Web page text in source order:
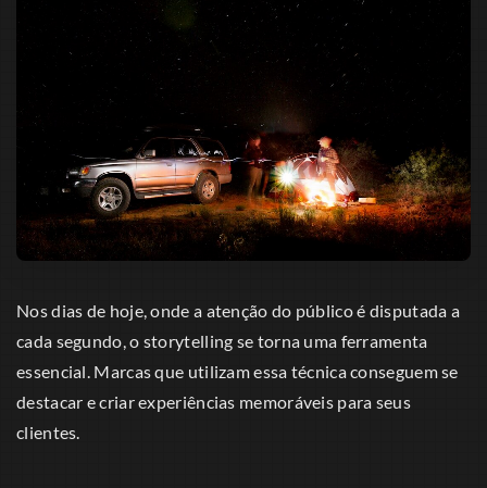
Nos dias de hoje, onde a atenção do público é disputada a
cada segundo, o storytelling se torna uma ferramenta
essencial. Marcas que utilizam essa técnica conseguem se
destacar e criar experiências memoráveis para seus
clientes.